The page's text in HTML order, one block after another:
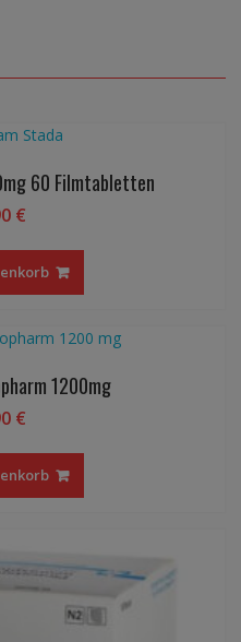
60 Filmtabletten
€
1200mg
€